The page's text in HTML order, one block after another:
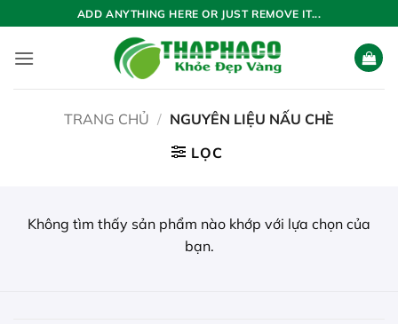
qua
nội
ADD ANYTHING HERE OR JUST REMOVE IT...
TRANG CHỦ / NGUYÊN LIỆU NẤU CHÈ
LỌC
Không tìm thấy sản phẩm nào khớp với lựa chọn của
bạn.